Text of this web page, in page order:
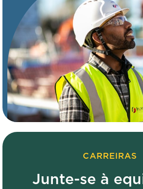
CARREIRAS
Junte-se à